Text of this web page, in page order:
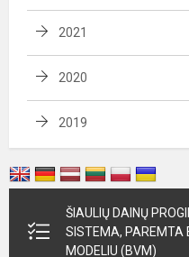
2021
2020
2019
ŠIAULIŲ DAINŲ
SISTEMA, PAREMTA
MODELIU (BVM)